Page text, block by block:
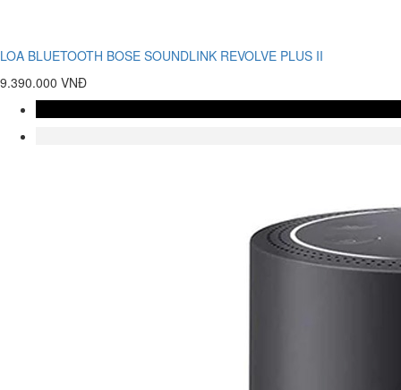
LOA BLUETOOTH BOSE SOUNDLINK REVOLVE PLUS II
9.390.000 VNĐ